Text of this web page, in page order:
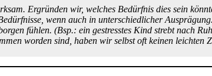
Ergründen wir, welches Bedürfnis dies sein
wenn auch in unterschiedlicher
fühlen. (Bsp.: ein gestresstes Kind strebt nach
worden sind, haben wir selbst oft keinen